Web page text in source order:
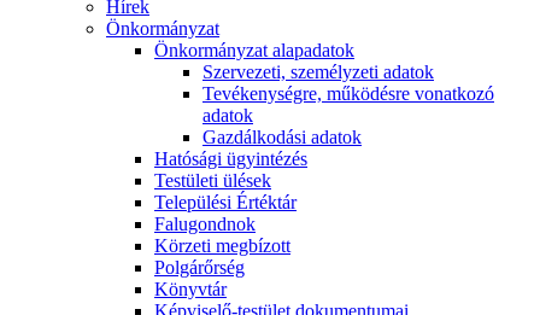
Hírek
Önkormányzat
Önkormányzat alapadatok
Szervezeti, személyzeti adatok
Tevékenységre, működésre vonatkozó
adatok
Gazdálkodási adatok
Hatósági ügyintézés
Testületi ülések
Települési Értéktár
Falugondnok
Körzeti megbízott
Polgárőrség
Könyvtár
Képviselő-testület dokumentumai